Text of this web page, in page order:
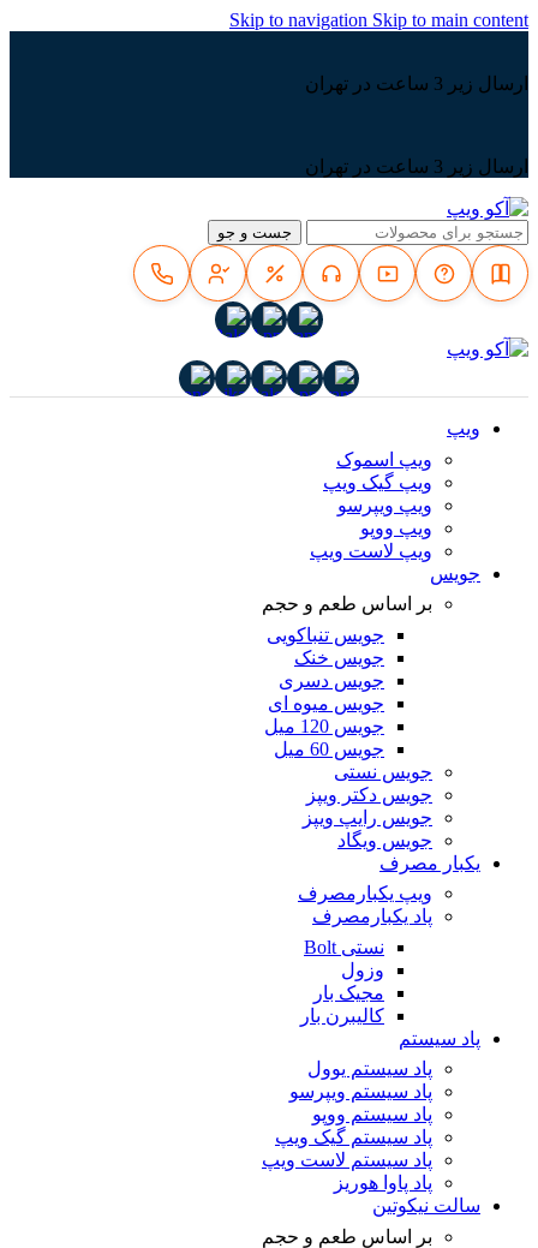
Skip to navigation Skip to main content
ارسال زیر 3 ساعت در تهران
ارسال زیر 3 ساعت در تهران
جست و جو
ویپ
ویپ اسموک
ویپ گیک ویپ
ویپ ویپرسو
ویپ ووپو
ویپ لاست ویپ
جویس
بر اساس طعم و حجم
جویس تنباکویی
جویس خنک
جویس دسری
جویس میوه ای
جویس 120 میل
جویس 60 میل
جویس نستی
جویس دکتر ویپز
جویس رایپ ویپز
جویس ویگاد
یکبار مصرف
ویپ یکبارمصرف
پاد یکبارمصرف
نستی Bolt
وزول
مجیک بار
کالیبرن بار
پاد سیستم
پاد سیستم یوول
پاد سیستم ویپرسو
پاد سیستم ووپو
پاد سیستم گیک ویپ
پاد سیستم لاست ویپ
پاد پاوا هوریز
سالت نیکوتین
بر اساس طعم و حجم